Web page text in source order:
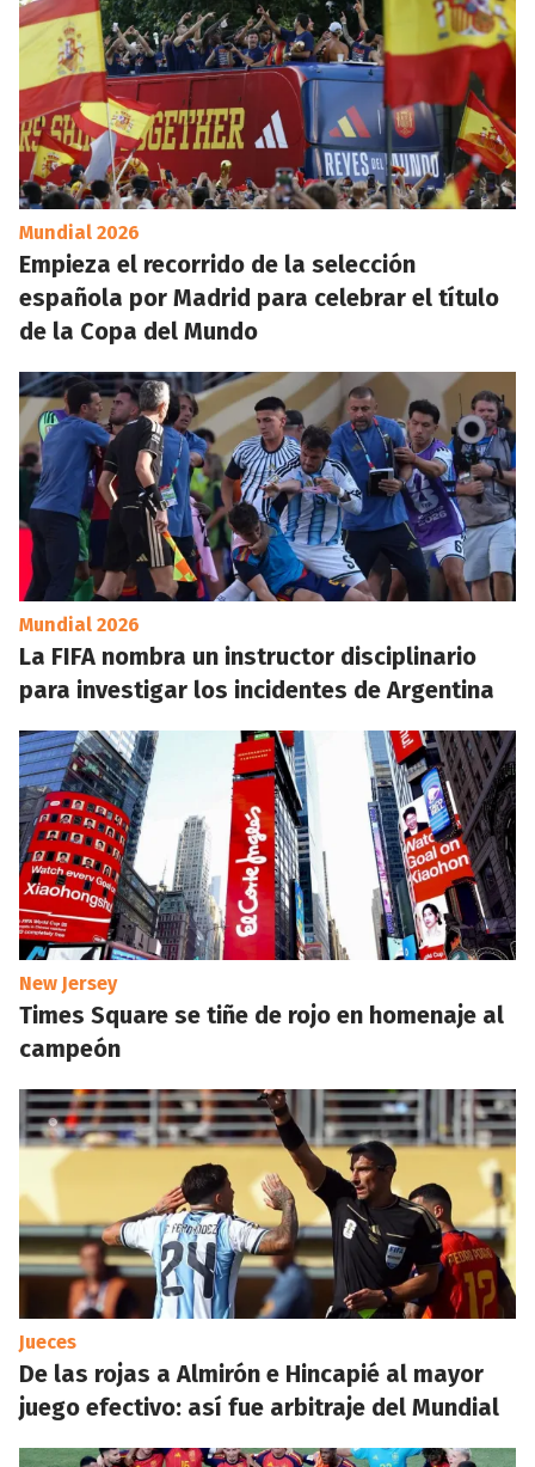
Mundial 2026
Empieza el recorrido de la selección
española por Madrid para celebrar el título
de la Copa del Mundo
Mundial 2026
La FIFA nombra un instructor disciplinario
para investigar los incidentes de Argentina
New Jersey
Times Square se tiñe de rojo en homenaje al
campeón
Jueces
De las rojas a Almirón e Hincapié al mayor
juego efectivo: así fue arbitraje del Mundial